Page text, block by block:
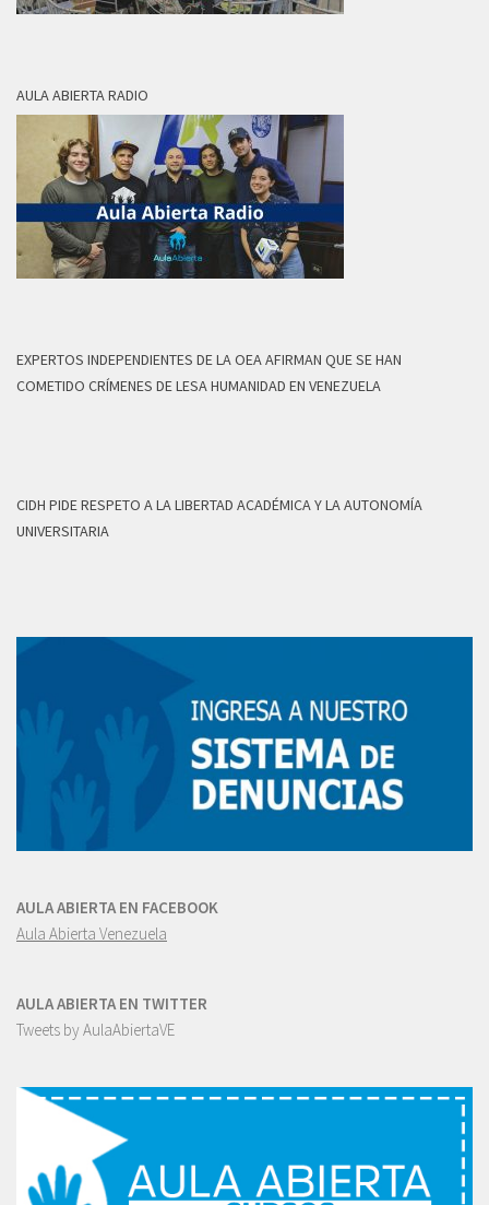
AULA ABIERTA RADIO
EXPERTOS INDEPENDIENTES DE LA OEA AFIRMAN QUE SE HAN
COMETIDO CRÍMENES DE LESA HUMANIDAD EN VENEZUELA
CIDH PIDE RESPETO A LA LIBERTAD ACADÉMICA Y LA AUTONOMÍA
UNIVERSITARIA
AULA ABIERTA EN FACEBOOK
Aula Abierta Venezuela
AULA ABIERTA EN TWITTER
Tweets by AulaAbiertaVE